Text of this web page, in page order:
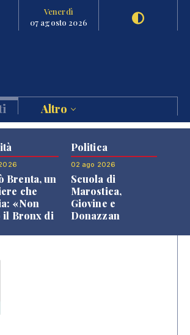
Venerdì
07 agosto 2026
Altro
Brenta, un
che
«Non
il Bronx di
Politica
02 ago 2026
Scuola di
Marostica,
Giovine e
Donazzan